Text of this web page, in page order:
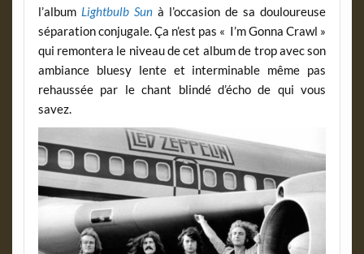
l’album Lightbulb Sunà l’occasion de sa douloureuse
séparation conjugale. Ça n’est pas « I’m Gonna Crawl »
qui remontera le niveau de cet album de trop avec son
ambiance bluesy lente et interminable même pas
rehaussée par le chant blindé d’écho de qui vous
savez.